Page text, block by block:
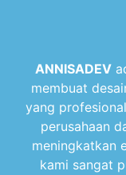
ANNISADEV
membuat
yang
perusahaan
meningkatkan
kami sangat